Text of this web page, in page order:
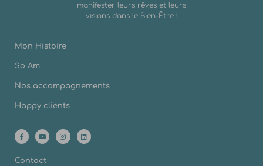
manifester leurs rêves et leurs
visions dans le Bien-Être !
Mon Histoire
So Am
Nos accompagnements
Happy clients
Contact